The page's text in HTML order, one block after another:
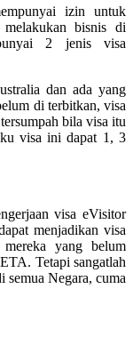
izin untuk
bisnis di
2 jenis visa
dan ada yang
di terbitkan, visa
bila visa itu
visa ini dapat 1, 3
visa eVisitor
menjadikan visa
yang belum
Tetapi sangatlah
semua Negara, cuma